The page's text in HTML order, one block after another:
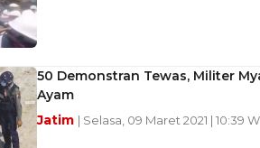
50 Demonstran Tewas, Militer
Ayam
Jatim | Selasa, 09 Maret 2021 | 10:39